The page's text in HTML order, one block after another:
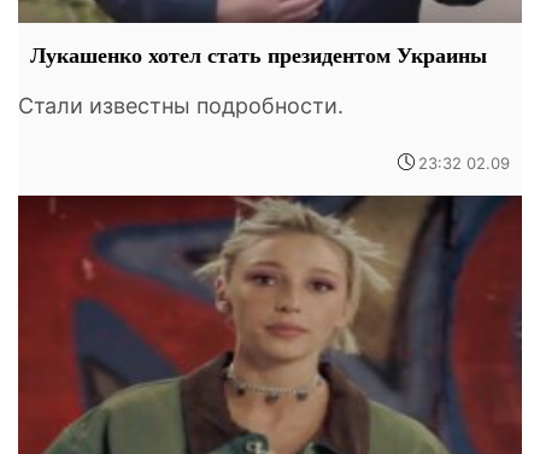
Лукашенко хотел стать президентом Украины
Стали известны подробности.
23:32 02.09